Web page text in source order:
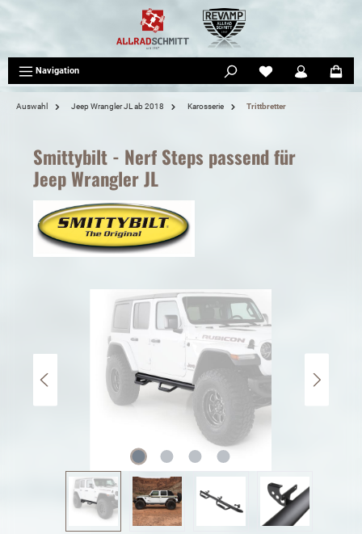
Navigation
Auswahl Jeep Wrangler JL ab 2018 Karosserie Trittbretter
Smittybilt - Nerf Steps passend für
Jeep Wrangler JL